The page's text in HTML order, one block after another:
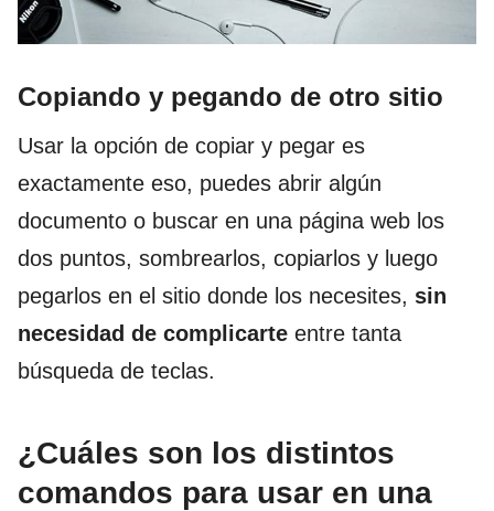
Copiando y pegando de otro sitio
Usar la opción de copiar y pegar es
exactamente eso, puedes abrir algún
documento o buscar en una página web los
dos puntos, sombrearlos, copiarlos y luego
pegarlos en el sitio donde los necesites, sin
necesidad de complicarte entre tanta
búsqueda de teclas.
¿Cuáles son los distintos
comandos para usar en una